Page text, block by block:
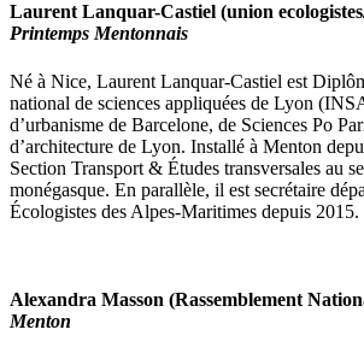
Laurent Lanquar-Castiel (union
Printemps Mentonnais
Né à Nice, Laurent Lanquar-Castiel est
national de sciences appliquées de Lyon
d’urbanisme de Barcelone, de Sciences Po
d’architecture de Lyon. Installé à Menton
Section Transport & Études transversales au
monégasque. En parallèle, il est secrétaire
Écologistes des Alpes-Maritimes depuis 2015.
Alexandra Masson (Rassemblement
Menton